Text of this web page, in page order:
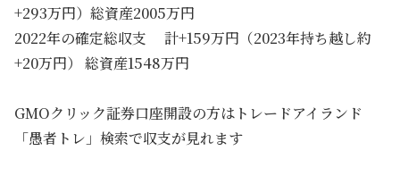
+293万円）総資産2005万円
2022年の確定総収支 計+159万円（2023年持ち越し約
+20万円） 総資産1548万円
GMOクリック証券口座開設の方はトレードアイランド
「愚者トレ」検索で収支が見れます